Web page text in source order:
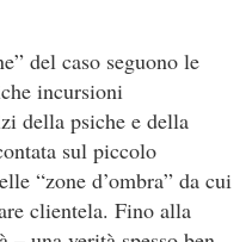
del caso seguono le
incursioni
della psiche e della
sul piccolo
“zone d’ombra” da cui
clientela. Fino alla